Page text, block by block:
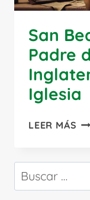
San
Padre
Iglesia
LEER MÁS SAN
DE
Buscar: